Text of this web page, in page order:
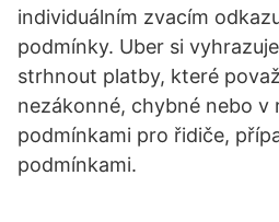
individuálním zvacím
podmínky. Uber si
strhnout platby, které
nezákonné, chybné nebo v
podmínkami pro řidiče,
podmínkami.